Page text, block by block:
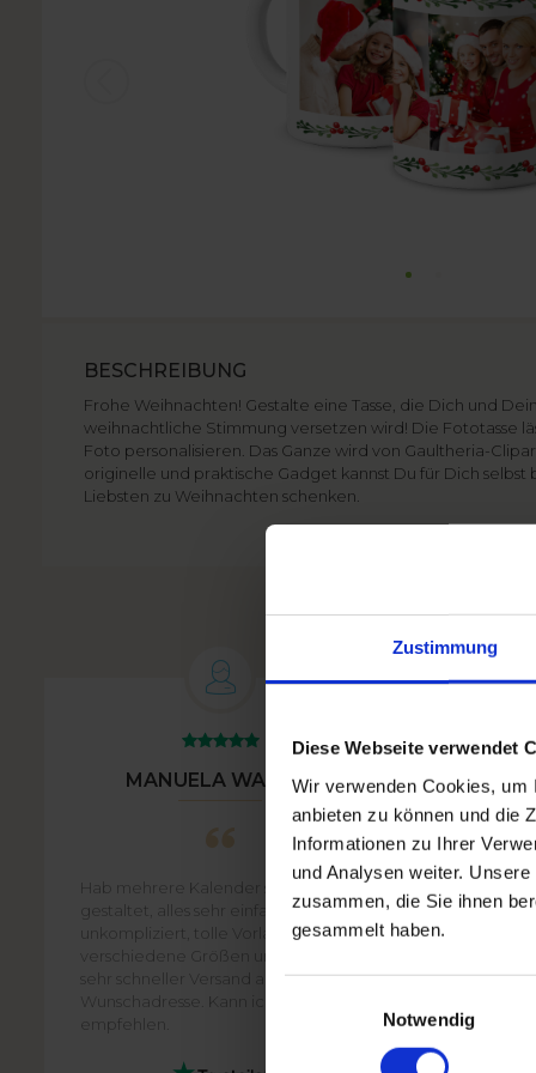
Zustimmung
Diese Webseite verwendet
Wir verwenden Cookies, um
anbieten zu können und die
Informationen zu Ihrer
und Analysen weiter.
zusammen, die Sie ihnen
gesammelt haben.
Notwendig
BESCHREIBUNG
Frohe Weihnachten! Gestalte eine Tasse, die Dich und
weihnachtliche Stimmung versetzen wird! Die Fototasse
Foto personalisieren. Das Ganze wird von Gaultheria-
originelle und praktische Gadget kannst Du für Dich
Liebsten zu Weihnachten schenken.
MANUELA WALTER
Hab mehrere Kalender selbst
gestaltet, alles sehr einfach und
unkompliziert, tolle Vorlagen, viele
verschiedene Größen und Designs,
sehr schneller Versand auch an
Wunschadresse. Kann ich zu 100%
empfehlen.